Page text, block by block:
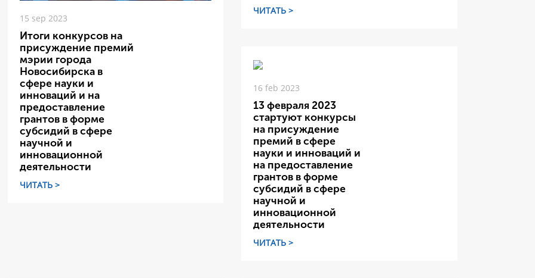
15 sep 2023
Итоги конкурсов на
присуждение премий
мэрии города
Новосибирска в
сфере науки и
инноваций и на
предоставление
грантов в форме
субсидий в сфере
научной и
инновационной
деятельности
ЧИТАТЬ >
ЧИТАТЬ >
16 feb 2023
13 февраля 2023
стартуют конкурсы
на присуждение
премий в сфере
науки и инноваций и
на предоставление
грантов в форме
субсидий в сфере
научной и
инновационной
деятельности
ЧИТАТЬ >